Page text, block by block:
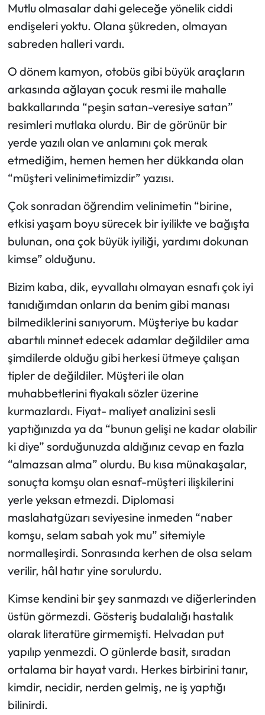
Mutlu olmasalar dahi geleceğe yönelik ciddi
endişeleri yoktu. Olana şükreden, olmayan
sabreden halleri vardı.
O dönem kamyon, otobüs gibi büyük araçların
arkasında ağlayan çocuk resmi ile mahalle
bakkallarında “peşin satan-veresiye satan”
resimleri mutlaka olurdu. Bir de görünür bir
yerde yazılı olan ve anlamını çok merak
etmediğim, hemen hemen her dükkanda olan
“müşteri velinimetimizdir” yazısı.
Çok sonradan öğrendim velinimetin “birine,
etkisi yaşam boyu sürecek bir iyilikte ve bağışta
bulunan, ona çok büyük iyiliği, yardımı dokunan
kimse” olduğunu.
Bizim kaba, dik, eyvallahı olmayan esnafı çok iyi
tanıdığımdan onların da benim gibi manası
bilmediklerini sanıyorum. Müşteriye bu kadar
abartılı minnet edecek adamlar değildiler ama
şimdilerde olduğu gibi herkesi ütmeye çalışan
tipler de değildiler. Müşteri ile olan
muhabbetlerini fiyakalı sözler üzerine
kurmazlardı. Fiyat- maliyet analizini sesli
yaptığınızda ya da “bunun gelişi ne kadar olabilir
ki diye” sorduğunuzda aldığınız cevap en fazla
“almazsan alma” olurdu. Bu kısa münakaşalar,
sonuçta komşu olan esnaf-müşteri ilişkilerini
yerle yeksan etmezdi. Diplomasi
maslahatgüzarı seviyesine inmeden “naber
komşu, selam sabah yok mu” sitemiyle
normalleşirdi. Sonrasında kerhen de olsa selam
verilir, hâl hatır yine sorulurdu.
Kimse kendini bir şey sanmazdı ve diğerlerinden
üstün görmezdi. Gösteriş budalalığı hastalık
olarak literatüre girmemişti. Helvadan put
yapılıp yenmezdi. O günlerde basit, sıradan
ortalama bir hayat vardı. Herkes birbirini tanır,
kimdir, necidir, nerden gelmiş, ne iş yaptığı
bilinirdi.